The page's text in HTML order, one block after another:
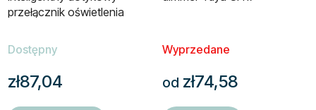
przełącznik oświetlenia
Dostępny
zł87,04
Wyprzedane
od zł74,58